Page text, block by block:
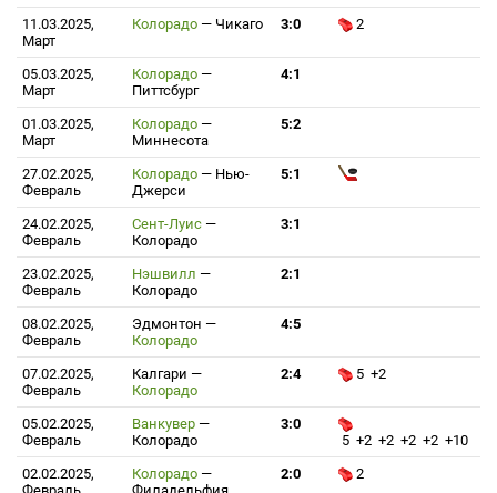
11.03.2025,
Март
Колорадо — Чикаго 3:0 2
05.03.2025,
Март
Колорадо —
Питтсбург
4:1
01.03.2025,
Март
Колорадо —
Миннесота
5:2
27.02.2025,
Февраль
Колорадо — Нью-
Джерси
5:1
24.02.2025,
Февраль
Сент-Луис —
Колорадо
3:1
23.02.2025,
Февраль
Нэшвилл —
Колорадо
2:1
08.02.2025,
Февраль
Эдмонтон —
Колорадо
4:5
07.02.2025,
Февраль
Калгари —
Колорадо
2:4 5 +2
05.02.2025,
Февраль
Ванкувер —
Колорадо
3:0
5 +2 +2 +2 +2 +10
02.02.2025,
Колорадо —
2:0 2